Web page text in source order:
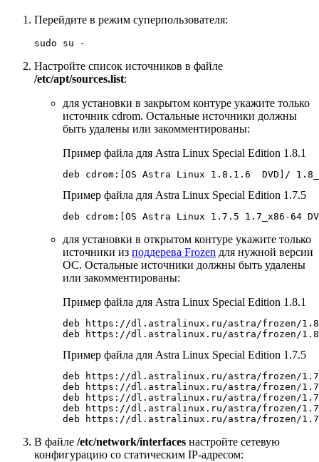
Перейдите в режим суперпользователя:
sudo su -
Настройте список источников в файле
/etc/apt/sources.list:
для установки в закрытом контуре укажите только
источник cdrom. Остальные источники должны
быть удалены или закомментированы:
Пример файла для Astra Linux Special Edition 1.8.1
deb cdrom:[OS Astra Linux 1.8.1.6  DVD]/
Пример файла для Astra Linux Special Edition 1.7.5
deb cdrom:[OS Astra Linux 1.7.5 1.7_x86-64
для установки в открытом контуре укажите только
источники из поддерева Frozen для нужной версии
ОС. Остальные источники должны быть удалены
или закомментированы:
Пример файла для Astra Linux Special Edition 1.8.1
deb https://dl.astralinux.ru/astra/frozen/
deb https://dl.astralinux.ru/astra/frozen/
Пример файла для Astra Linux Special Edition 1.7.5
deb https://dl.astralinux.ru/astra/frozen/
deb https://dl.astralinux.ru/astra/frozen/
deb https://dl.astralinux.ru/astra/frozen/
deb https://dl.astralinux.ru/astra/frozen/
deb https://dl.astralinux.ru/astra/frozen/
В файле /etc/network/interfaces настройте сетевую
конфигурацию со статическим IP-адресом: